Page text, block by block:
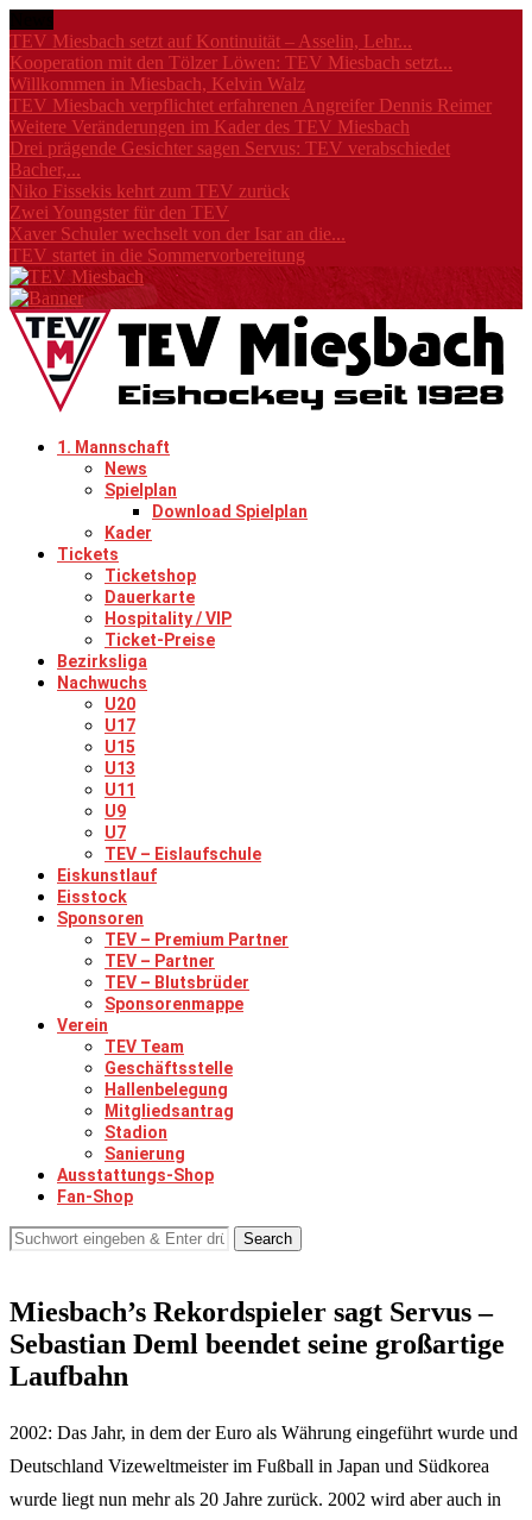
TEV Miesbach setzt auf Kontinuität – Asselin, Lehr...
Kooperation mit den Tölzer Löwen: TEV Miesbach setzt...
Willkommen in Miesbach, Kelvin Walz
TEV Miesbach verpflichtet erfahrenen Angreifer Dennis Reimer
Weitere Veränderungen im Kader des TEV Miesbach
Drei prägende Gesichter sagen Servus: TEV verabschiedet
Bacher,...
Niko Fissekis kehrt zum TEV zurück
Zwei Youngster für den TEV
Xaver Schuler wechselt von der Isar an die...
TEV startet in die Sommervorbereitung
1. Mannschaft
News
Spielplan
Download Spielplan
Kader
Tickets
Ticketshop
Dauerkarte
Hospitality / VIP
Ticket-Preise
Bezirksliga
Nachwuchs
U20
U17
U15
U13
U11
U9
U7
TEV – Eislaufschule
Eiskunstlauf
Eisstock
Sponsoren
TEV – Premium Partner
TEV – Partner
TEV – Blutsbrüder
Sponsorenmappe
Verein
TEV Team
Geschäftsstelle
Hallenbelegung
Mitgliedsantrag
Stadion
Sanierung
Ausstattungs-Shop
Fan-Shop
Search
Miesbach’s Rekordspieler sagt Servus –
Sebastian Deml beendet seine großartige
Laufbahn
2002: Das Jahr, in dem der Euro als Währung eingeführt wurde und
Deutschland Vizeweltmeister im Fußball in Japan und Südkorea
wurde liegt nun mehr als 20 Jahre zurück. 2002 wird aber auch in